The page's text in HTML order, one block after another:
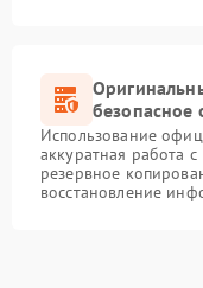
безопасное
Использование
аккуратная работа
резервное
восстановление